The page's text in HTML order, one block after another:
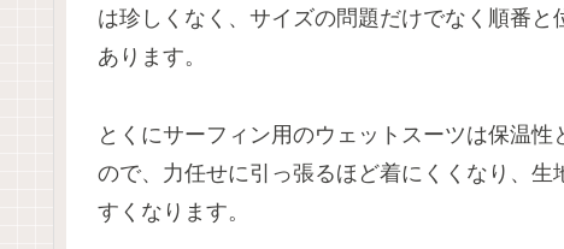
は珍しくなく、サイズの問題だけでなく順番
あります。
とくにサーフィン用のウェットスーツは保温
ので、力任せに引っ張るほど着にくくなり、
すくなります。